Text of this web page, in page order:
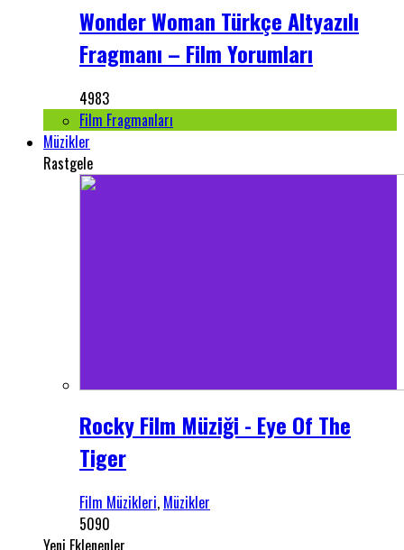
Wonder Woman Türkçe Altyazılı
Fragmanı – Film Yorumları
4983
Film Fragmanları
Müzikler
Rastgele
Rocky Film Müziği - Eye Of The
Tiger
Film Müzikleri, Müzikler
5090
Yeni Eklenenler